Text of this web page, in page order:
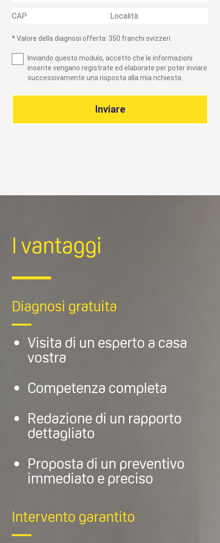
* Valore della diagnosi offerta: 350 franchi svizzeri.
Inviando questo modulo, accetto che le informazioni
inserite vengano registrate ed elaborate per poter inviare
successivamente una risposta alla mia richiesta.
Inviare
I vantaggi
Diagnosi gratuita
Visita di un esperto a casa
vostra
Competenza completa
Redazione di un rapporto
dettagliato
Proposta di un preventivo
immediato e preciso
Intervento garantito